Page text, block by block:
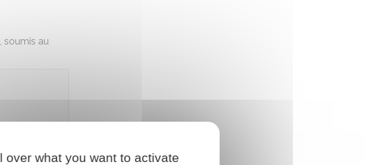
soumis au
what you want to activate